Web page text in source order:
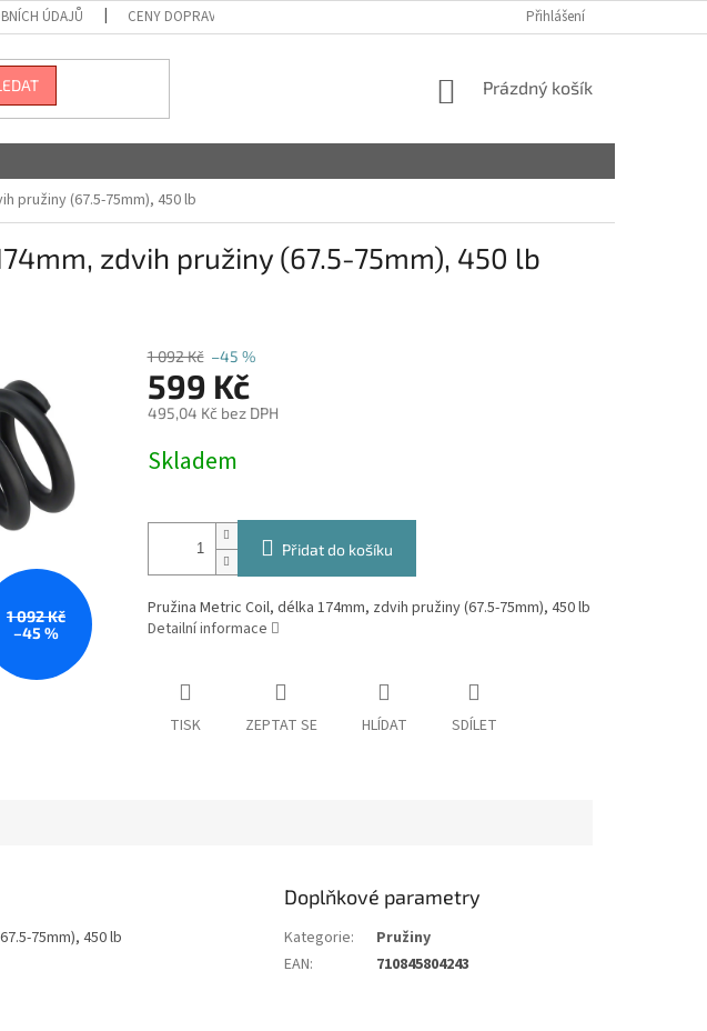
ÚDAJŮ CENY DOPRAVY Přihlášení
NÁKUPNÍ
Prázdný košík
pružiny (67.5-75mm), 450 lb
zdvih pružiny (67.5-75mm), 450 lb
1 092 Kč
–45 %
1 092 Kč –45 %
599 Kč
495,04 Kč bez DPH
cena:
Skladem
Přidat do košíku
Pružina Metric Coil, délka 174mm, zdvih pružiny (67.5-75mm), 450 lb
Detailní informace
TISK ZEPTAT SE HLÍDAT SDÍLET
75mm), 450 lb
Doplňkové parametry
Kategorie:
Pružiny
EAN: 710845804243